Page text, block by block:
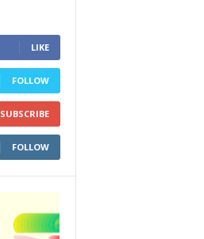
LIKE
FOLLOW
SUBSCRIBE
FOLLOW